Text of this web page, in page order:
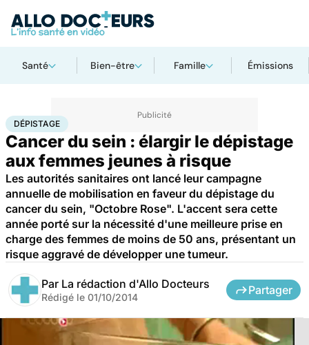
Santé Bien-être Famille Émissions
AccueilSanté Maladies Dépistage
DÉPISTAGE
Cancer du sein : élargir le dépistage
aux femmes jeunes à risque
Les autorités sanitaires ont lancé leur campagne
annuelle de mobilisation en faveur du dépistage du
cancer du sein, "Octobre Rose". L'accent sera cette
année porté sur la nécessité d'une meilleure prise en
charge des femmes de moins de 50 ans, présentant un
risque aggravé de développer une tumeur.
Par La rédaction d'Allo Docteurs
Rédigé le 01/10/2014
Partager